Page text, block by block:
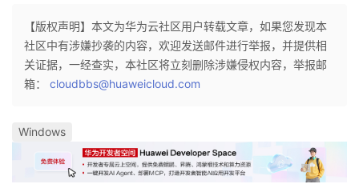
【版权声明】本文为华为云社区用户转载文章，如果您发现本
社区中有涉嫌抄袭的内容，欢迎发送邮件进行举报，并提供相
关证据，一经查实，本社区将立刻删除涉嫌侵权内容，举报邮
箱： cloudbbs@huaweicloud.com
Windows